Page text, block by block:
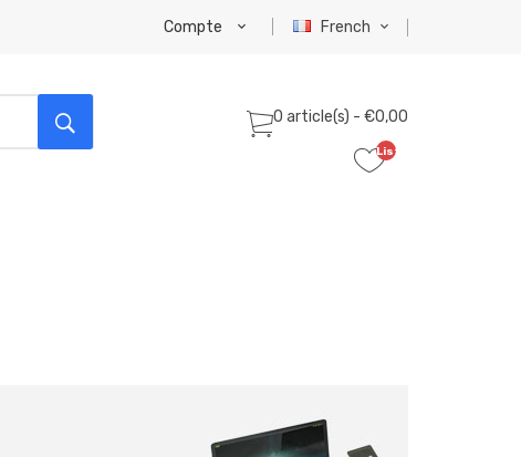
French
Compte
0 article(s) - €0,00
Liste